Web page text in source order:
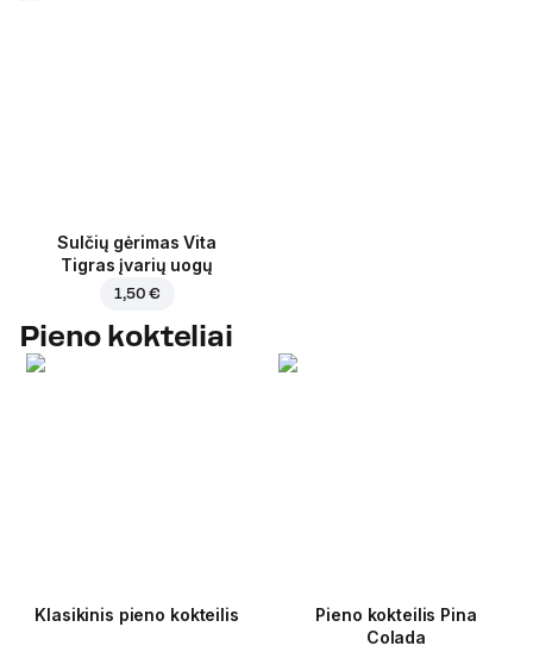
Sulčių gėrimas Vita
Tigras įvarių uogų
1,50 €
Pieno kokteliai
Klasikinis pieno kokteilis
Pieno kokteilis Pina
Colada